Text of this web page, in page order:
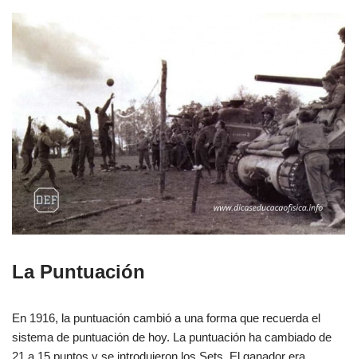
La Puntuación
En 1916, la puntuación cambió a una forma que recuerda el
sistema de puntuación de hoy. La puntuación ha cambiado de